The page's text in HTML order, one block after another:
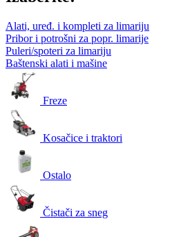
Alati, uređ. i kompleti za limariju
Pribor i potrošni za popr. limarije
Puleri/spoteri za limariju
Baštenski alati i mašine
Freze
Kosačice i traktori
Ostalo
Čistači za sneg